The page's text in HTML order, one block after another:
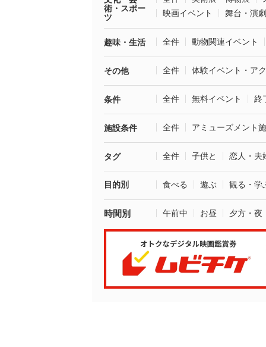
術・スポー
ツ
映画イベント
舞台・演劇
趣味・生活 全件 動物関連イベント
その他 全件 体験イベント・ア
条件 全件 無料イベント 終
施設条件 全件 アミューズメント
タグ 全件 子供と 恋人・夫
目的別 食べる 遊ぶ 観る・学
時間別 午前中 お昼 夕方・夜